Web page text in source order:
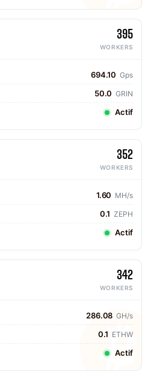
395
WORKERS
694.10 Gps
50.0 GRIN
Actif
352
WORKERS
1.60 MH/s
0.1 ZEPH
Actif
342
WORKERS
286.08 GH/s
0.1 ETHW
Actif